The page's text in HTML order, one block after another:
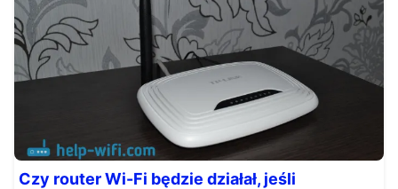
Czy router Wi-Fi będzie działał, jeśli